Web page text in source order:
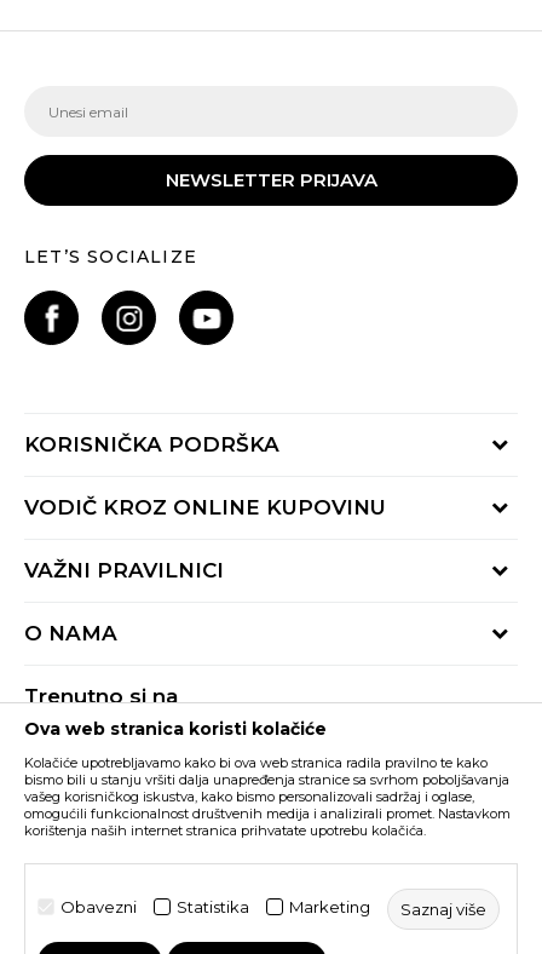
NEWSLETTER PRIJAVA
LET’S SOCIALIZE
KORISNIČKA PODRŠKA
Provjeri status porudžbine
Radno vrijeme 9-16h
VODIČ KROZ ONLINE KUPOVINU
Načini isporuke
Reklamacije
VAŽNI PRAVILNICI
Pravila Sport&Bonus programa
O NAMA
BUZZ Shopovi
Postani dio BUZZ tima
Trenutno si na
Buzz Crna Gora PROMIJENI
Nastojimo da budemo što precizniji u opisu proizvoda, prikazu slika i samih
cijena, ali ne možemo garantovati da su sve informacije kompletne i bez
grešaka. Svi artikli prikazani na sajtu su dio naše ponude i ne podrazumijeva da
su dostupni u svakom trenutku. Raspoloživost robe možete provjeriti pozivom
©2026www.buzzsneakers.me, IzradaNB SOFT. Sva prava
Ova web stranica koristi kolačiće
Kolačiće upotrebljavamo kako bi ova web stranica radila pravilno te kako
bismo bili u stanju vršiti dalja unapređenja stranice sa svrhom poboljšavanja
vašeg korisničkog iskustva, kako bismo personalizovali sadržaj i oglase,
omogućili funkcionalnost društvenih medija i analizirali promet. Nastavkom
korištenja naših internet stranica prihvatate upotrebu kolačića.
Obavezni Statistika Marketing Saznaj više